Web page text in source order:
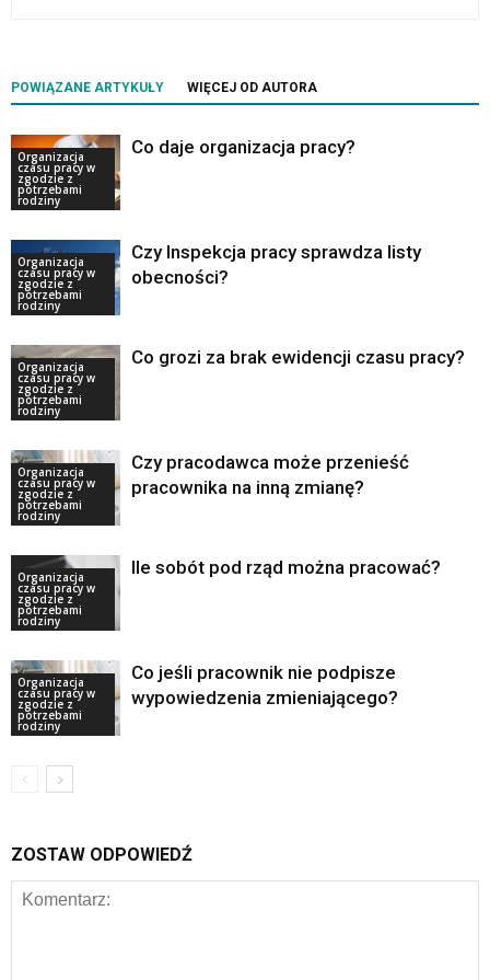
POWIĄZANE ARTYKUŁY WIĘCEJ OD AUTORA
Organizacja
czasu pracy w
zgodzie z
potrzebami
rodziny
Co daje organizacja pracy?
Organizacja
czasu pracy w
zgodzie z
potrzebami
rodziny
Czy Inspekcja pracy sprawdza listy
obecności?
Organizacja
czasu pracy w
zgodzie z
potrzebami
rodziny
Co grozi za brak ewidencji czasu pracy?
Organizacja
czasu pracy w
zgodzie z
potrzebami
rodziny
Czy pracodawca może przenieść
pracownika na inną zmianę?
Organizacja
czasu pracy w
zgodzie z
potrzebami
rodziny
Ile sobót pod rząd można pracować?
Organizacja
czasu pracy w
zgodzie z
potrzebami
rodziny
Co jeśli pracownik nie podpisze
wypowiedzenia zmieniającego?
ZOSTAW ODPOWIEDŹ